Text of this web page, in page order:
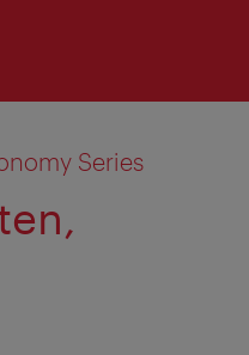
Series